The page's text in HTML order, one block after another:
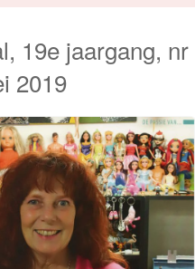
19e jaargang, nr
2019